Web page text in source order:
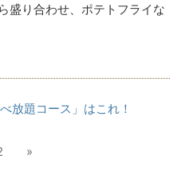
盛り合わせ、ポテトフライな
放題コース」はこれ！
»